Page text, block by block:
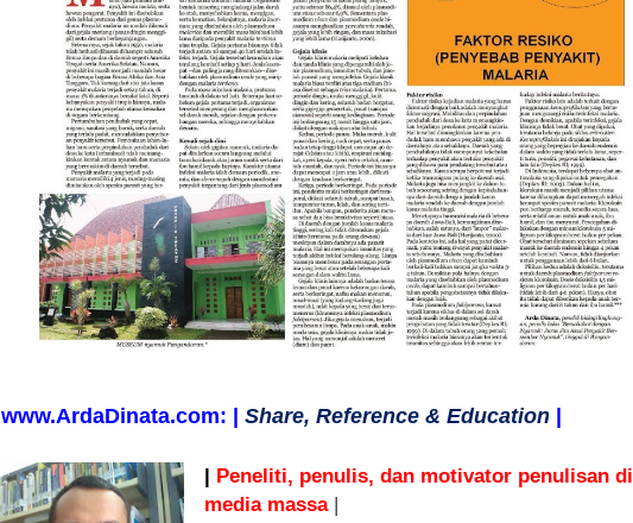
| www.ArdaDinata.com: | Share, Reference & Education
| Peneliti, penulis, dan motivator penulisan di
media massa|